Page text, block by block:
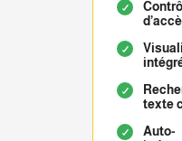
texte
Auto-